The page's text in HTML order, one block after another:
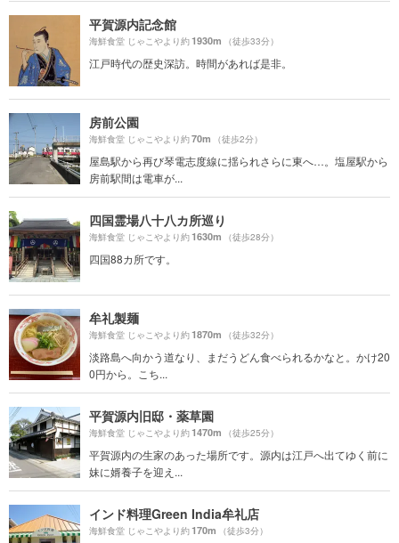
平賀源内記念館
海鮮食堂 じゃこやより約1930m （徒歩33分）
江戸時代の歴史深訪。時間があれば是非。
房前公園
海鮮食堂 じゃこやより約70m （徒歩2分）
屋島駅から再び琴電志度線に揺られさらに東へ…。塩屋駅から
房前駅間は電車が...
四国霊場八十八カ所巡り
海鮮食堂 じゃこやより約1630m （徒歩28分）
四国88カ所です。
牟礼製麺
海鮮食堂 じゃこやより約1870m （徒歩32分）
淡路島へ向かう道なり、まだうどん食べられるかなと。かけ20
0円から。こち...
平賀源内旧邸・薬草園
海鮮食堂 じゃこやより約1470m （徒歩25分）
平賀源内の生家のあった場所です。源内は江戸へ出てゆく前に
妹に婿養子を迎え...
インド料理Green India牟礼店
海鮮食堂 じゃこやより約170m （徒歩3分）